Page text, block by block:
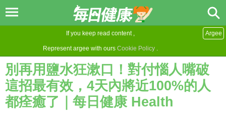
If you keep read content ,
Represent argee with ours Cookie Policy .
Argee
別再用鹽水狂漱口！對付惱人嘴破
這招最有效，4天內將近100%的人
都痊癒了｜每日健康 Health